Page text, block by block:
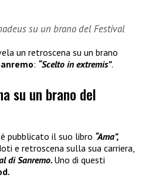
su un brano del Festival
un retroscena su un brano
: “Scelto in extremis”.
su un brano del
è pubblicato il suo libro “Ama”,
e retroscena sulla sua carriera,
di Sanremo. Uno di questi